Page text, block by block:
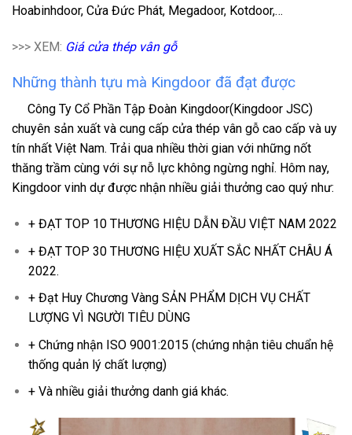
Hoabinhdoor, Cửa Đức Phát, Megadoor, Kotdoor,…
>>> XEM: Giá cửa thép vân gỗ
Những thành tựu mà Kingdoor đã đạt được
Công Ty Cổ Phần Tập Đoàn Kingdoor(Kingdoor JSC)
chuyên sản xuất và cung cấp cửa thép vân gỗ cao cấp và uy
tín nhất Việt Nam. Trải qua nhiều thời gian với những nốt
thăng trầm cùng với sự nỗ lực không ngừng nghỉ. Hôm nay,
Kingdoor vinh dự được nhận nhiều giải thưởng cao quý như:
+ ĐẠT TOP 10 THƯƠNG HIỆU DẪN ĐẦU VIỆT NAM 2022
+ ĐẠT TOP 30 THƯƠNG HIỆU XUẤT SẮC NHẤT CHÂU Á
2022.
+ Đạt Huy Chương Vàng SẢN PHẨM DỊCH VỤ CHẤT
LƯỢNG VÌ NGƯỜI TIÊU DÙNG
+ Chứng nhận ISO 9001:2015 (chứng nhận tiêu chuẩn hệ
thống quản lý chất lượng)
+ Và nhiều giải thưởng danh giá khác.